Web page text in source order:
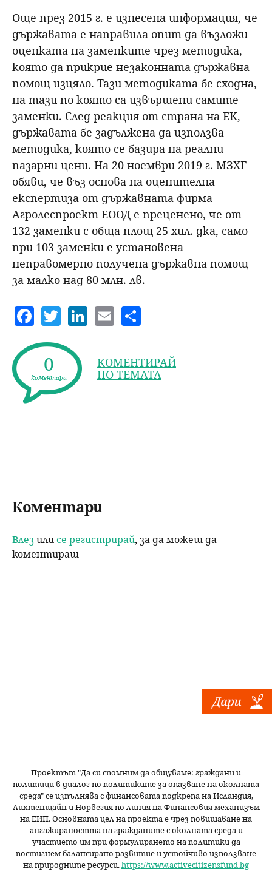
Още през 2015 г. е изнесена информация, че
държавата е направила опит да възложи
оценката на заменките чрез методика,
която да прикрие незаконната държавна
помощ изцяло. Тази методиката бе сходна,
на тази по която са извършени самите
заменки. След реакция от страна на ЕК,
държавата бе задължена да използва
методика, която се базира на реални
пазарни цени. На 20 ноември 2019 г. МЗХГ
обяви, че въз основа на оценителна
експертиза от държавната фирма
Агролеспроект ЕООД е преценено, че от
132 заменки с обща площ 25 хил. дка, само
при 103 заменки е установена
неправомерно получена държавна помощ
за малко над 80 млн. лв.
F
a
c
e
b
T
w
itt
er
Li
n
k
e
E
m
ai
l
a
re
0
коментара
КОМЕНТИРАЙ
ПО ТЕМАТА
Коментари
Влезили се регистрирай, за да можеш да
коментираш
Проектът "Да си спомним даобщуваме: граждани и
политици в диалог по политиките за опазване на околната
среда" се изпълнява с финансовата подкрепа на Исландия,
Лихтенщайн и Норвегия по линия на Финансовия механизъм
на ЕИП. Основната цел на проекта е чрез повишаване на
ангажираността на гражданите с околната среда и
участието им при формулирането на политики да
постигнем балансирано развитие и устойчиво използване
на природните ресурси.https://www.activecitizensfund.bg